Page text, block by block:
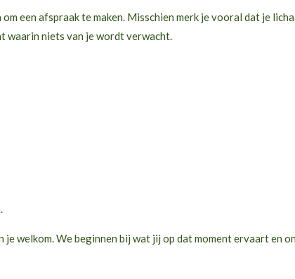
een afspraak te maken. Misschien merk je vooral dat je
waarin niets van je wordt verwacht.
welkom. We beginnen bij wat jij op dat moment ervaart en